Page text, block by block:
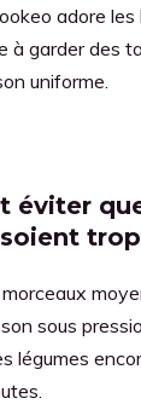
adore
à garder des
uniforme.
éviter
sous
légumes